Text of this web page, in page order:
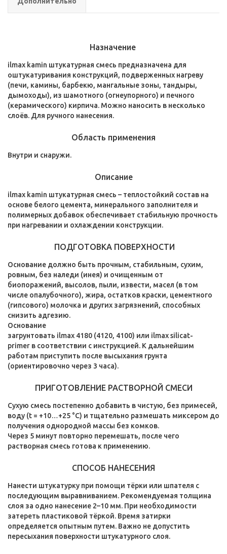
Назначение
ilmax kamin штукатурная смесь предназначена для
оштукатуривания конструкций, подверженных нагреву
(печи, камины, барбекю, мангальные зоны, тандыры,
дымоходы), из шамотного (огнеупорного) и печного
(керамического) кирпича. Можно наносить в несколько
слоёв. Для ручного нанесения.
Область применения
Внутри и снаружи.
Описание
ilmax kamin штукатурная смесь – теплостойкий состав на
основе белого цемента, минерального заполнителя и
полимерных добавок обеспечивает стабильную прочность
при нагревании и охлаждении конструкции.
ПОДГОТОВКА ПОВЕРХНОСТИ
Основание должно быть прочным, стабильным, сухим,
ровным, без наледи (инея) и очищенным от
биопоражений, высолов, пыли, извести, масел (в том
числе опалубочного), жира, остатков краски, цементного
(гипсового) молочка и других загрязнений, способных
снизить адгезию.
Основание
загрунтовать ilmax 4180 (4120, 4100) или ilmax silicat-
primer в соответствии с инструкцией. К дальнейшим
работам приступить после высыхания грунта
(ориентировочно через 3 часа).
ПРИГОТОВЛЕНИЕ РАСТВОРНОЙ СМЕСИ
Сухую смесь постепенно добавить в чистую, без примесей,
воду (t = +10…+25 °C) и тщательно размешать миксером до
получения однородной массы без комков.
Через 5 минут повторно перемешать, после чего
растворная смесь готова к применению.
СПОСОБ НАНЕСЕНИЯ
Нанести штукатурку при помощи тёрки или шпателя с
последующим выравниванием. Рекомендуемая толщина
слоя за одно нанесение 2–10 мм. При необходимости
затереть пластиковой тёркой. Время затирки
определяется опытным путем. Важно не допустить
пересыхания поверхности штукатурного слоя.